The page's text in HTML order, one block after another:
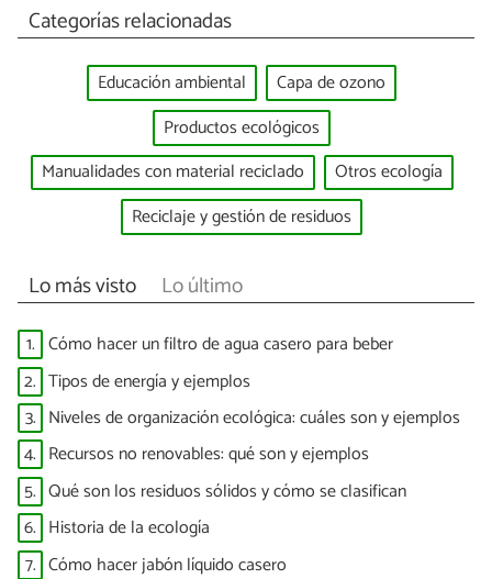
Categorías relacionadas
Educación ambiental
Capa de ozono
Productos ecológicos
Manualidades con material reciclado
Otros ecología
Reciclaje y gestión de residuos
Lo más visto Lo último
1. Cómo hacer un filtro de agua casero para beber
2. Tipos de energía y ejemplos
3. Niveles de organización ecológica: cuáles son y ejemplos
4. Recursos no renovables: qué son y ejemplos
5. Qué son los residuos sólidos y cómo se clasifican
6. Historia de la ecología
7. Cómo hacer jabón líquido casero